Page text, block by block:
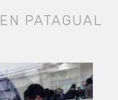
EN PATAGUAL